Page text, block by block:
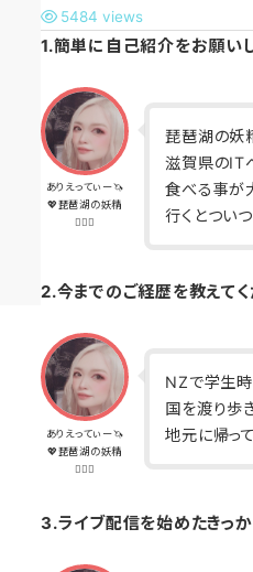
5484 views
1.簡単に自己紹介をお願い
ありえってぃー🦄
💖琵琶湖の妖精
🧝🏽‍♀️
琵琶湖の妖
滋賀県のIT
食べる事が
行くとつい
2.今までのご経歴を教えてく
ありえってぃー🦄
💖琵琶湖の妖精
🧝🏽‍♀️
NZで学生時
国を渡り歩
地元に帰っ
3.ライブ配信を始めたきっ